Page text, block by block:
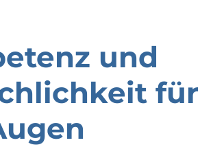
und
für